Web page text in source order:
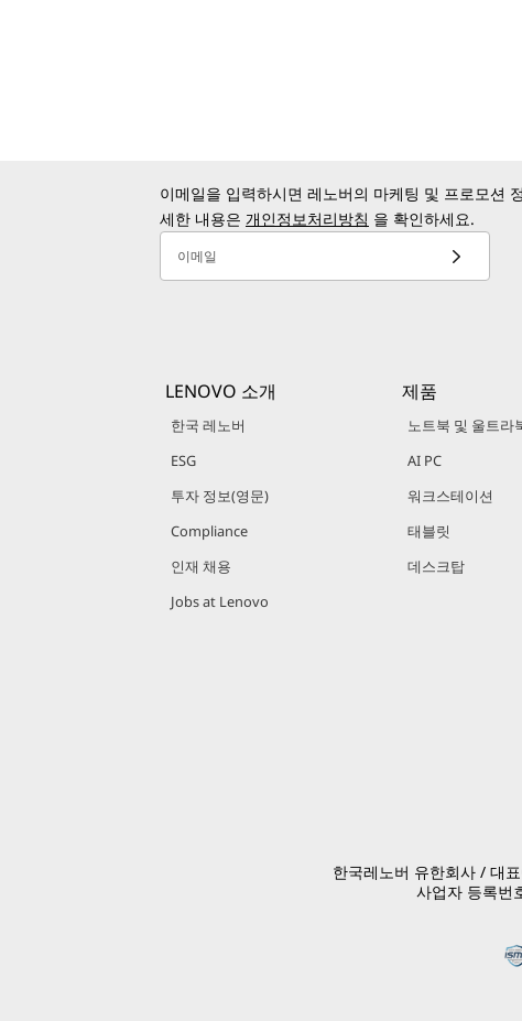
이메일을 입력하시면 레노버의 마케팅 및 프로모션
세한 내용은 개인정보처리방침 을 확인하세요.
이메일
LENOVO 소개
한국 레노버
ESG
투자 정보(영문)
Compliance
인재 채용
Jobs at Lenovo
제품
노트북 및 울트라
AI PC
워크스테이션
태블릿
데스크탑
한국레노버 유한회사 / 대
사업자 등록번